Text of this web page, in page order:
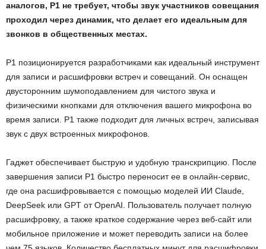
аналогов, P1 не требует, чтобы звук участников совещания
проходил через динамик, что делает его идеальным для
звонков в общественных местах.
P1 позиционируется разработчиками как идеальный инструмент
для записи и расшифровки встреч и совещаний. Он оснащен
двусторонним шумоподавлением для чистого звука и
физическими кнопками для отключения вашего микрофона во
время записи. P1 также подходит для личных встреч, записывая
звук с двух встроенных микрофонов.
Гаджет обеспечивает быструю и удобную транскрипцию. После
завершения записи P1 быстро переносит ее в онлайн-сервис,
где она расшифровывается с помощью моделей ИИ Claude,
DeepSeek или GPT от OpenAI. Пользователь получает полную
расшифровку, а также краткое содержание через веб-сайт или
мобильное приложение и может переводить записи на более